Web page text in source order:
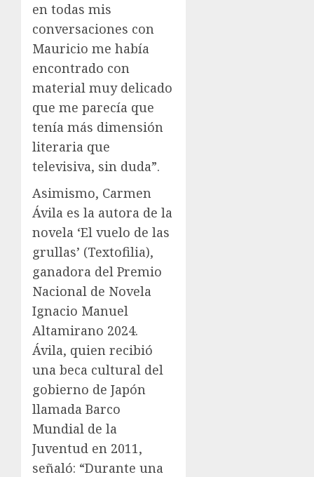
en todas mis
conversaciones con
Mauricio me había
encontrado con
material muy delicado
que me parecía que
tenía más dimensión
literaria que
televisiva, sin duda”.
Asimismo, Carmen
Ávila es la autora de la
novela ‘El vuelo de las
grullas’ (Textofilia),
ganadora del Premio
Nacional de Novela
Ignacio Manuel
Altamirano 2024.
Ávila, quien recibió
una beca cultural del
gobierno de Japón
llamada Barco
Mundial de la
Juventud en 2011,
señaló: “Durante una